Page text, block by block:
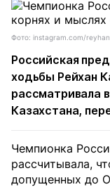
Фото: instagram.com/
Российская
ходьбы Рейхан
рассматривала
Казахстана,
Чемпионка
рассчитывала,
допущенных до